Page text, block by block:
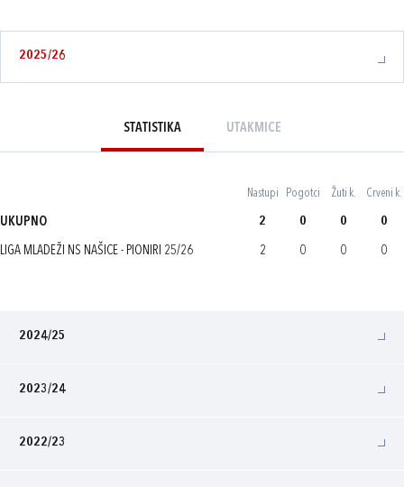
2025/26
STATISTIKA UTAKMICE
Nastupi Pogotci Žuti k. Crveni k.
UKUPNO 2 0 0 0
LIGA MLADEŽI NS NAŠICE - PIONIRI 25/26 2 0 0 0
2024/25
2023/24
2022/23